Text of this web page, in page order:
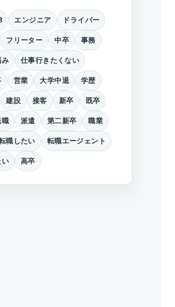
エンジニア
ドライバー
フリーター 中卒
事務
仕事行きたくない
営業 大学中退
学歴
建設 接客 新卒
既卒
派遣 第二新卒
職業
職したい
転職エージェント
高卒